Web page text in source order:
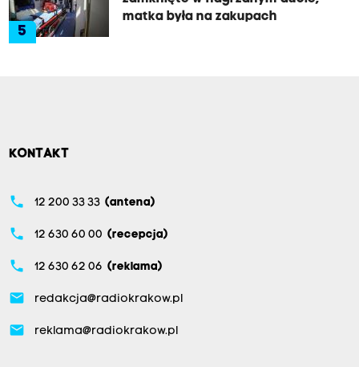
5
matka była na zakupach
KONTAKT
phone 12 200 33 33 (antena)
phone 12 630 60 00 (recepcja)
phone 12 630 62 06 (reklama)
email redakcja@radiokrakow.pl
email reklama@radiokrakow.pl